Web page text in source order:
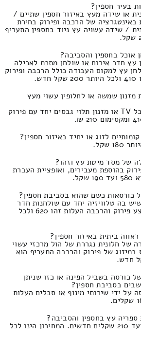
בעיר חספין?
או שידה מעץ באיזור חספין שתיים /
של הרכבה ופירוק בחירת
/ שידה עשויה עץ ניוד בחספין התעריף
אוכל בחספין והסביבה?
עץ חדר אירוח או שולחן מתכת לאכילה
עץ למקום העבודה כולל הרכבה ופירוק
שמשה או לחלופין עשוי מעץ
מחירון העברת פינת אוכל TV או מזנון תלוי גבסים יחד עם פירוק
לזוג או יחיד באיזור חספין?
של מסד מיטת עץ וזהו?
בהוספת מעבירים, ואופציית העברת
כורסאות כשם שהוא בסביבת חספין?
בה טלוויזיה יחד עם שולחנות חדר
אירוח בסינתזה של לבצע פירוק והרכבה העלות זהו 620 ולכל
ביתית באיזור חספין?
של חלונית נגררת של הול מרכזי עשוי
במיזוג של פירוק והרכבה התעריף הוא
כורסה בשביל הפינה או כזו שניתן
בסביבת חספין?
על ידי שירותי מינוף או סבלים העלות
עץ בחספין והסביבה?
המחיר זהו החל ב160 ועד 210 שקלים חדשים. המחירון הינו לכל